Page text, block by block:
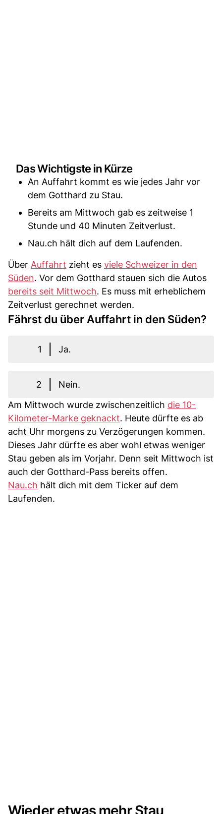
Das Wichtigste in Kürze
An Auffahrt kommt es wie jedes Jahr vor
dem Gotthard zu Stau.
Bereits am Mittwoch gab es zeitweise 1
Stunde und 40 Minuten Zeitverlust.
Nau.ch hält dich auf dem Laufenden.
Über Auffahrt zieht es viele Schweizer in den
Süden. Vor dem Gotthard stauen sich die Autos
bereits seit Mittwoch. Es muss mit erheblichem
Zeitverlust gerechnet werden.
Fährst du über Auffahrt in den Süden?
1 Ja.
2
Nein.
Am Mittwoch wurde zwischenzeitlich die 10-
Kilometer-Marke geknackt. Heute dürfte es ab
acht Uhr morgens zu Verzögerungen kommen.
Dieses Jahr dürfte es aber wohl etwas weniger
Stau geben als im Vorjahr. Denn seit Mittwoch ist
auch der Gotthard-Pass bereits offen.
Nau.ch hält dich mit dem Ticker auf dem
Laufenden.
Wieder etwas mehr Stau